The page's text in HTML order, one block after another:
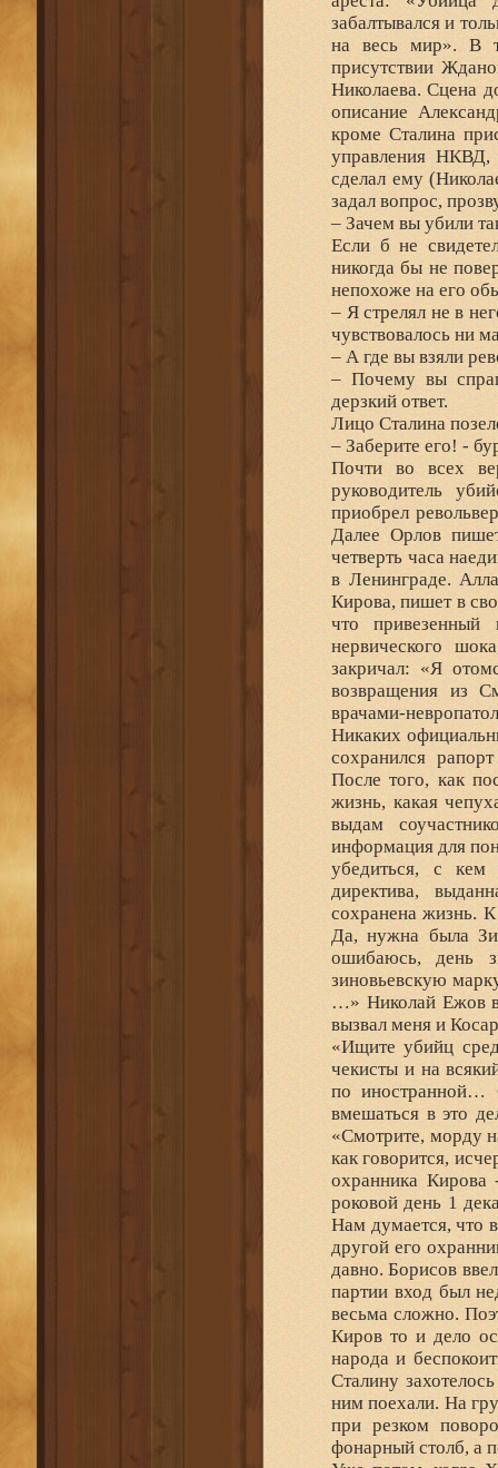
забалтывался и
на весь мир». В
присутствии
Николаева. Сцена
описание
кроме Сталина
управления НКВД,
сделал ему
задал вопрос,
– Зачем вы убили
Если б не
никогда бы не
непохоже на его
– Я стрелял не в
чувствовалось ни
– А где вы взяли
– Почему вы
дерзкий ответ.
Лицо Сталина
– Заберите его! -
Почти во всех
руководитель
приобрел
Далее Орлов
четверть часа
в Ленинграде.
Кирова, пишет в
что привезенный
нервического
закричал: «Я
возвращения из
врачами-
Никаких
сохранился
После того, как
жизнь, какая
выдам
информация для
убедиться, с
директива,
сохранена жизнь.
Да, нужна была
ошибаюсь, день
зиновьевскую
…» Николай Ежов
вызвал меня и
«Ищите убийц
чекисты и на
по иностранной…
вмешаться в это
«Смотрите, морду
как говорится,
охранника
роковой день 1
Нам думается, что
другой его
давно. Борисов
партии вход был
весьма сложно.
Киров то и дело
народа и
Сталину
ним поехали. На
при резком
фонарный столб, а